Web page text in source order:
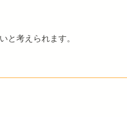
と考えられます。